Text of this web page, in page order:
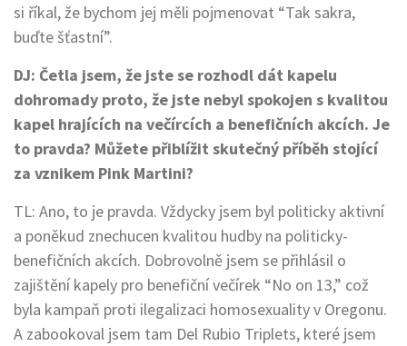
si říkal, že bychom jej měli pojmenovat “Tak sakra,
buďte šťastní”.
DJ: Četla jsem, že jste se rozhodl dát kapelu
dohromady proto, že jste nebyl spokojen s kvalitou
kapel hrajících na večírcích a benefičních akcích. Je
to pravda? Můžete přiblížit skutečný příběh stojící
za vznikem Pink Martini?
TL: Ano, to je pravda. Vždycky jsem byl politicky aktivní
a poněkud znechucen kvalitou hudby na politicky-
benefičních akcích. Dobrovolně jsem se přihlásil o
zajištění kapely pro benefiční večírek “No on 13,” což
byla kampaň proti ilegalizaci homosexuality v Oregonu.
A zabookoval jsem tam Del Rubio Triplets, které jsem